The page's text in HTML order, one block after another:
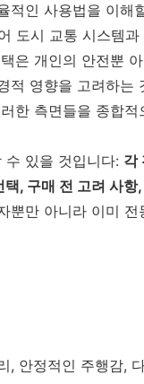
적인 사용법을 이해
도시 교통 시스템
은 개인의 안전뿐
적 영향을 고려하는
한 측면들을 종합
있을 것입니다: 각
, 구매 전 고려 사
뿐만 아니라 이미
, 안정적인 주행감,